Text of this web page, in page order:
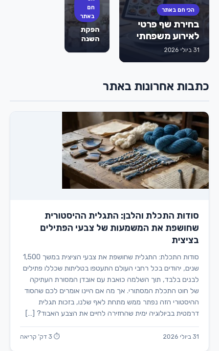
הכי חם באתר
בחירת שף פרטי
לאירוע משפחתי
31 ביולי 2026
לבת
מצווה
הם
הסוד
לאירוע
מוצלח
חם
באתר
הפקת
השנה
בראשון
לציון
שישאיר
את כל
השכבה
פעורת
פה
כתבות אחרונות באתר
סודות התכלת והלבן: התגלית ההיסטורית
שחושפת את המשמעות של צבעי הפתילים
בציצית
סודות התכלת: התגלית שחושפת את צבעי הציצית במשך 1,500
שנים, יהודים בכל רחבי העולם התעטפו בטליתות שכללו פתילים
לבנים בלבד, תוך השלמה כואבת עם אובדן המסורת העתיקה
של חוט התכלת המסתורי. אך מה אם היינו אומרים לכם שהסוד
ההיסטורי הזה נפתר ממש מתחת לאף שלנו, בזכות תגלית
דרמטית בביולוגיה ימית שהחזירה לחיים את הצבע האבוד? […]
31 ביולי 2026 ⏱ 3 דק' קריאה